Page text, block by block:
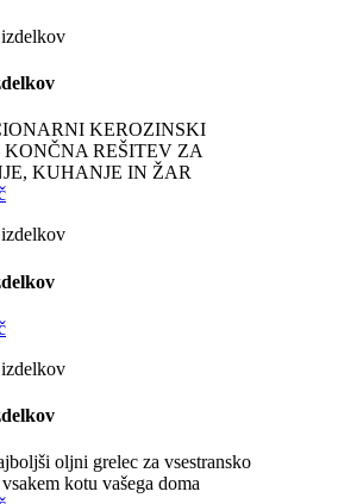
KEROZINSKI
KONČNA REŠITEV ZA
KUHANJE IN ŽAR
oljni grelec za vsestransko
kotu vašega doma